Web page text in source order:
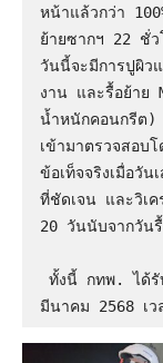
หน้าแล้วกว่า
ย้ายซากฯ 22 ชั่ว
วันนี้จะมีการปูผิว
งาน และรื้อย้าย
น้ำหนักคอนกรีต)
เข้ามาตรวจสอบ
ข้อเท็จจริงเมื่อวัน
ที่ชัดเจน และวิเค
20 วันนับจากวัน
มีนาคม 2568 เ